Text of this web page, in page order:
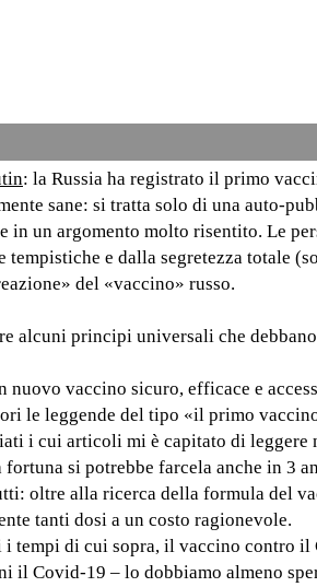
: la Russia ha registrato il primo
sane: si tratta solo di una auto-
un argomento molto risentito. Le
e dalla segretezza totale
del «vaccino» russo.
alcuni principi universali che
vaccino sicuro, efficace e
le leggende del tipo «il primo
i cui articoli mi è capitato di leggere
si potrebbe farcela anche in 3
oltre alla ricerca della formula del
tanti dosi a un costo ragionevole.
tempi di cui sopra, il vaccino contro il
il Covid-19 – lo dobbiamo almeno